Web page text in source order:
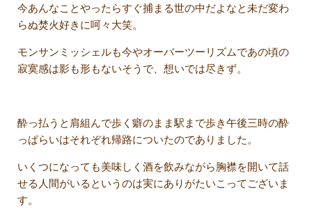
今あんなことやったらすぐ捕まる世の中だよなと未だ変わ
らぬ焚火好きに呵々大笑。
モンサンミッシェルも今やオーバーツーリズムであの頃の
寂寞感は影も形もないそうで、想いでは尽きず。
酔っ払うと肩組んで歩く癖のまま駅まで歩き午後三時の酔
っぱらいはそれぞれ帰路についたのでありました。
いくつになっても美味しく酒を飲みながら胸襟を開いて話
せる人間がいるというのは実にありがたいこってございま
す。